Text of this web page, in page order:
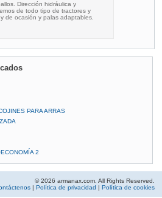
Dirección hidráulica y
de todo tipo de tractores y
de ocasión y palas adaptables.
PARA ARRAS
2
© 2026 armanax.com. All Rights Reserved.
Política de privacidad Política de cookies